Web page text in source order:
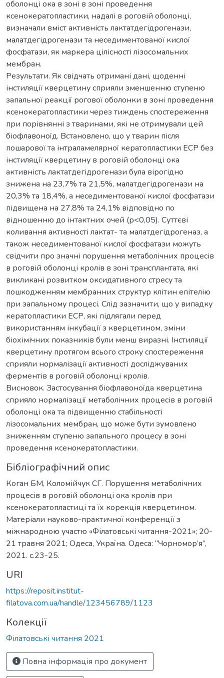
оболонці ока в зоні в зоні проведення
ксенокератопластики, надалі в роговій оболонці,
визначали вміст активність лактатдегідрогенази,
малатдегідрогенази та неседиментованої кислої
фосфатази, як маркера цілісності лізосомальних
мембран.
Результати. Як свідчать отримані дані, щоденні
інстиляції кверцетину сприяли зменшенню ступеню
запальної реакції рогової оболонки в зоні проведення
ксенокератопластики через тиждень спостереження
при порівнянні з тваринами, які не отримували цей
біофлавоноїд. Встановлено, що у тварин після
пошарової та інтраламелярної кератопластики ЕСР без
інстиляції кверцетину в роговій оболонці ока
активність лактатдегідрогенази була вірогідно
знижена на 23,7% та 21,5%, малатдегідрогенази на
20,3% та 18,4%, а неседиментованої кислої фосфатази
підвищена на 27,8% та 24,1% відповідно по
відношенню до інтактних очей (р<0,05). Суттєві
коливання активності лактат- та малатдегідрогеназ, а
також неседиментованої кислої фосфатази можуть
свідчити про значні порушення метаболічних процесів
в роговій оболонці кролів в зоні трансплантата, які
викликані розвитком оксидативного стресу та
пошкодженням мембранних структур клітин епітелію
при запальному процесі. Слід зазначити, що у випадку
кератопластики ЕСР, які підлягали перед
використанням інкубації з кверцетином, зміни
біохімічних показників були менш виразні. Інстиляції
кверцетину протягом всього строку спостереження
сприяли нормалізації активності досліджуваних
ферментів в роговій оболонці кролів.
Висновок. Застосування біофлавоноїда кверцетина
сприяло нормалізації метаболічних процесів в роговій
оболонці ока та підвищенню стабільності
лізосомальних мембран, що може бути зумовлено
зниженням ступеню запального процесу в зоні
проведення ксенокератопластики.
Бібліографічний опис
Коган БМ, Коломійчук СГ. Порушення метаболічних
процесів в роговій оболонці ока кролів при
ксенокератопластиці та їх корекція кверцетином.
Матеріали науково-практичної конференції з
міжнародною участю «Філатовські читання-2021»; 20-
21 травня 2021; Одеса, Україна. Одеса: “Чорномор’я”,
2021. c.23-25.
URI
https://reposit.institut-
filatova.com.ua/handle/123456789/1123
Колекції
Філатовські читання 2021
Повна інформація про документ